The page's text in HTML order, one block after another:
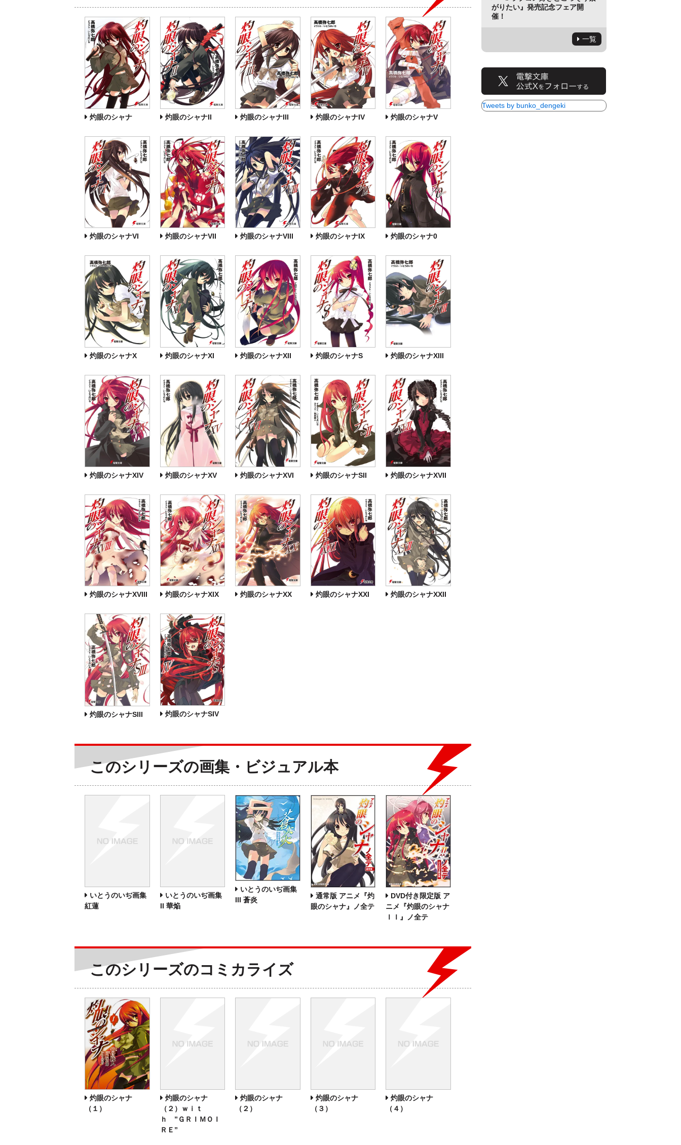
灼眼のシャナ 灼眼のシャナII 灼眼のシャナIII 灼眼のシャナIV 灼眼のシャナV
灼眼のシャナVI 灼眼のシャナVII 灼眼のシャナVIII 灼眼のシャナIX 灼眼のシャナ0
灼眼のシャナX 灼眼のシャナXI 灼眼のシャナXII 灼眼のシャナS 灼眼のシャナXIII
灼眼のシャナXIV 灼眼のシャナXV 灼眼のシャナXVI 灼眼のシャナSII 灼眼のシャナXVII
灼眼のシャナXVIII 灼眼のシャナXIX 灼眼のシャナXX 灼眼のシャナXXI 灼眼のシャナXXII
灼眼のシャナSIII 灼眼のシャナSIV
このシリーズの画集・ビジュアル本
いとうのいぢ画集
紅蓮
いとうのいぢ画集
II 華焔
いとうのいぢ画集
III 蒼炎
通常版 アニメ『灼
眼のシャナ』ノ全テ
DVD付き限定版 ア
ニメ『灼眼のシャナ
ＩＩ』ノ全テ
このシリーズのコミカライズ
灼眼のシャナ
（１）
灼眼のシャナ
（２）ｗｉｔ
ｈ ”ＧＲＩＭＯＩ
ＲＥ”
灼眼のシャナ
（２）
灼眼のシャナ
（３）
灼眼のシャナ
（４）
がりたい』発売記念フェア開
催！
一覧
Tweets by bunko_dengeki